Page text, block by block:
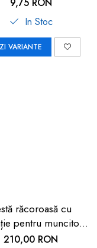
In Stoc
VARIANTE
răcoroasă cu
pentru muncitori,
și HORECA
210,00 RON